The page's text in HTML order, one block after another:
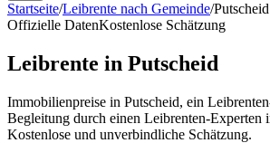
Startseite/Leibrente nach Gemeinde/Putscheid
Offizielle DatenKostenlose Schätzung
Leibrente in Putscheid
Immobilienpreise in Putscheid, ein
Begleitung durch einen Leibrenten-Experten
Kostenlose und unverbindliche Schätzung.